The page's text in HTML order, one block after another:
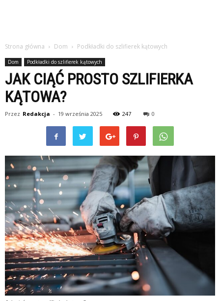
Strona główna Dom Podkładki do szlifierek kątowych
Dom Podkładki do szlifierek kątowych
JAK CIĄĆ PROSTO SZLIFIERKA
KĄTOWA?
Przez Redakcja - 19 września 2025 247 0